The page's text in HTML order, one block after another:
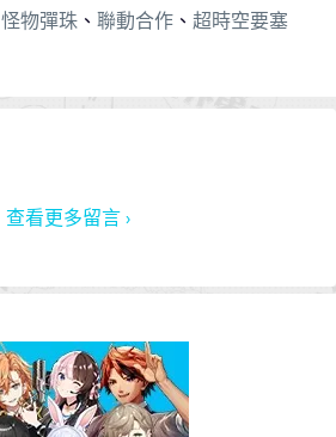
怪物彈珠、 聯動合作、 超時空要塞
查看更多留言 ›